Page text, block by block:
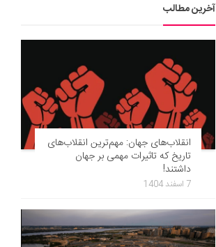
آخرین مطالب
انقلاب‌های جهان: مهم‌ترین انقلاب‌های
تاریخ که تاثیرات مهمی بر جهان
داشتند!
7 اسفند 1404